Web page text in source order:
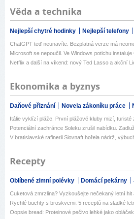
Věda a technika
Nejlepší chytré hodinky Nejlepší telefony
ChatGPT teď neunavíte. Bezplatná verze má
Microsoft se nepoučil. Ve Windows potichu instaluje
Netflix a další na víkend: nový Ted Lasso a akční
Ekonomika a byznys
Daňové přiznání Novela zákoníku práce
Itálie vyklízí pláže. První plážové kluby mizí, turisté
Potenciální zachránce Soleku zrušil nabídku.
V bratislavské rafinerii Slovnaft hořela nádrž,
Recepty
Oblíbené zimní polévky Domácí pekárny
Cuketová zmrzlina? Vyzkoušejte nečekaný letní hit
Rychlé buchty s broskvemi: 5 receptů na sladké
Oopsie bread: Proteinové pečivo lehké jako obláček